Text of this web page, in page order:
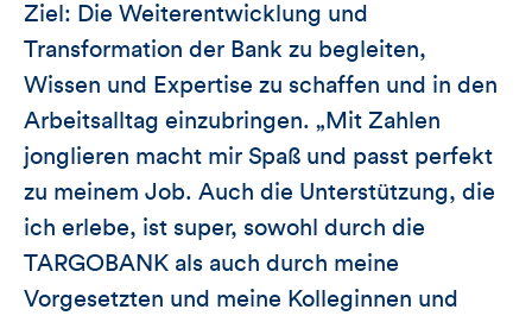
Ziel: Die Weiterentwicklung und
Transformation der Bank zu begleiten,
Wissen und Expertise zu schaffen und in den
Arbeitsalltag einzubringen. „Mit Zahlen
jonglieren macht mir Spaß und passt perfekt
zu meinem Job. Auch die Unterstützung, die
ich erlebe, ist super, sowohl durch die
TARGOBANK als auch durch meine
Vorgesetzten und meine Kolleginnen und